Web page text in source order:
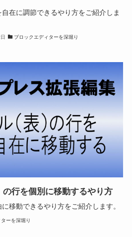
在に調節できるやり方をご紹介しま
ブロックエディターを深堀り
の行を個別に移動するやり方
移動できるやり方をご紹介します。
ーを深堀り